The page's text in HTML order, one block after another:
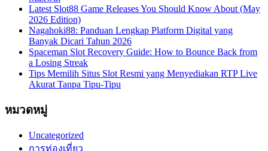
Latest Slot88 Game Releases You Should Know About (May
2026 Edition)
Nagahoki88: Panduan Lengkap Platform Digital yang
Banyak Dicari Tahun 2026
Spaceman Slot Recovery Guide: How to Bounce Back from
a Losing Streak
Tips Memilih Situs Slot Resmi yang Menyediakan RTP Live
Akurat Tanpa Tipu-Tipu
หมวดหมู่
Uncategorized
การท่องเที่ยว